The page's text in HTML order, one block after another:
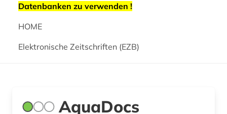
Datenbanken zu verwenden !
HOME
Elektronische Zeitschriften (EZB)
AquaDocs